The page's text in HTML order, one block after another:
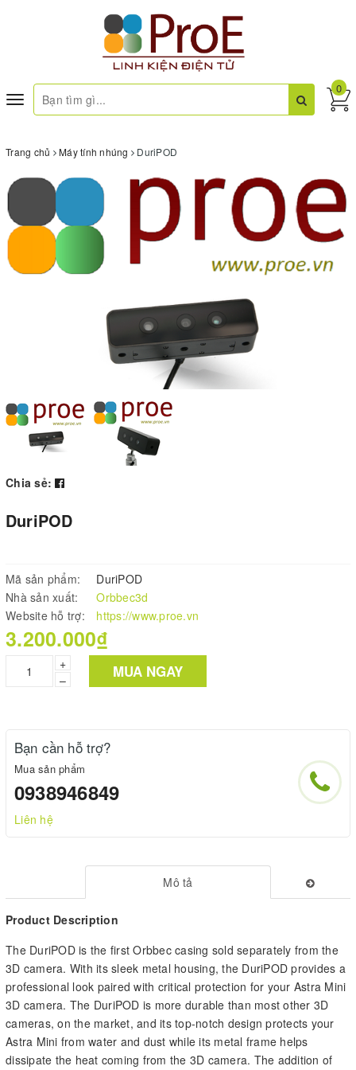
Toggle
navigation
0
Trang chủ Máy tính nhúng DuriPOD
Chia sẻ:
DuriPOD
Mã sản phẩm:
DuriPOD
Nhà sản xuất:
Orbbec3d
Website hỗ trợ:
https://www.proe.vn
3.200.000₫
+
–
MUA NGAY
Bạn cần hỗ trợ?
Mua sản phẩm
0938946849
Liên hệ
Mô tả
Product Description
The DuriPOD is the first Orbbec casing sold separately from the
3D camera. With its sleek metal housing, the DuriPOD provides a
professional look paired with critical protection for your Astra Mini
3D camera. The DuriPOD is more durable than most other 3D
cameras, on the market, and its top-notch design protects your
Astra Mini from water and dust while its metal frame helps
dissipate the heat coming from the 3D camera. The addition of